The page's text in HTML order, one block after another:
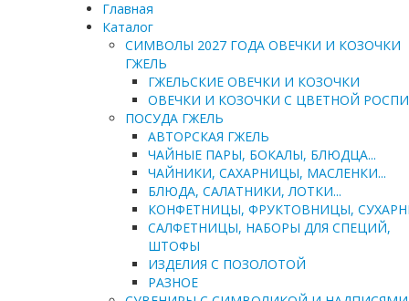
Главная
Каталог
СИМВОЛЫ 2027 ГОДА ОВЕЧКИ И КОЗОЧКИ
ГЖЕЛЬ
ГЖЕЛЬСКИЕ ОВЕЧКИ И КОЗОЧКИ
ОВЕЧКИ И КОЗОЧКИ С ЦВЕТНОЙ
ПОСУДА ГЖЕЛЬ
АВТОРСКАЯ ГЖЕЛЬ
ЧАЙНЫЕ ПАРЫ, БОКАЛЫ, БЛЮДЦА...
ЧАЙНИКИ, САХАРНИЦЫ, МАСЛЕНКИ...
БЛЮДА, САЛАТНИКИ, ЛОТКИ...
КОНФЕТНИЦЫ, ФРУКТОВНИЦЫ,
САЛФЕТНИЦЫ, НАБОРЫ ДЛЯ СПЕЦИЙ,
ШТОФЫ
ИЗДЕЛИЯ С ПОЗОЛОТОЙ
РАЗНОЕ